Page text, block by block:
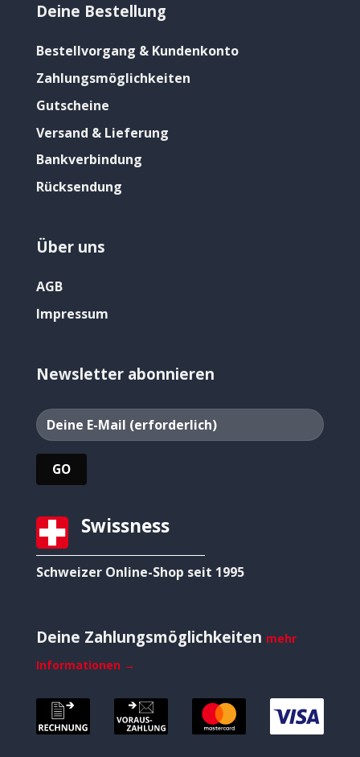
Deine Bestellung
Bestellvorgang & Kundenkonto
Zahlungsmöglichkeiten
Gutscheine
Versand & Lieferung
Bankverbindung
Rücksendung
Über uns
AGB
Impressum
Newsletter abonnieren
Swissness
Schweizer Online-Shop seit 1995
Deine Zahlungsmöglichkeiten mehr
Informationen →